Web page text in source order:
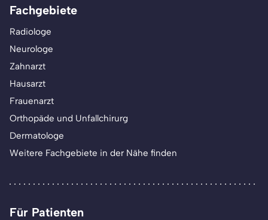
Fachgebiete
Radiologe
Neurologe
Zahnarzt
Hausarzt
Frauenarzt
Orthopäde und Unfallchirurg
Dermatologe
Weitere Fachgebiete in der Nähe finden
Für Patienten